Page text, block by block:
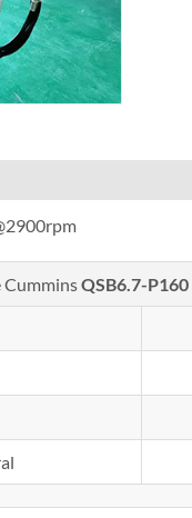
CumminsQSB6.7-P160